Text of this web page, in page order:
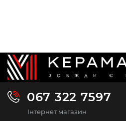
067 322 7597
Інтернет магазин